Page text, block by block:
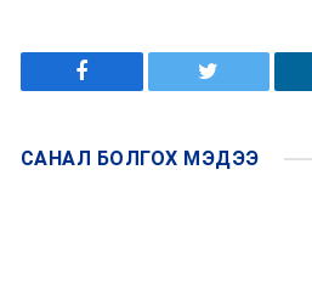
САНАЛ БОЛГОХ МЭДЭЭ